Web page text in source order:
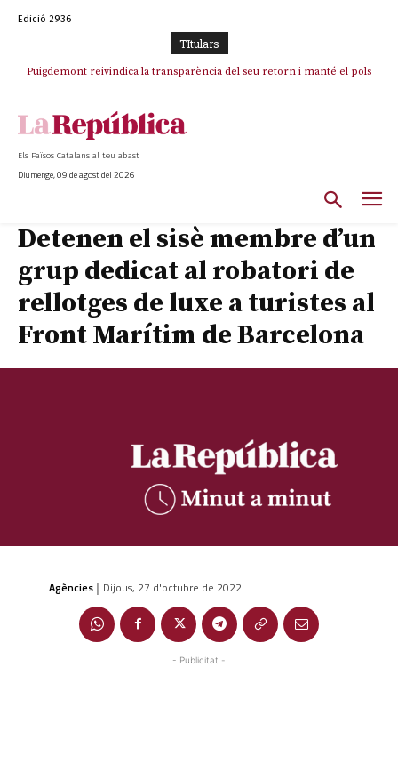
Edició 2936
TItulars
Puigdemont reivindica la transparència del seu retorn i manté el pols
Els Països Catalans al teu abast
Diumenge, 09 de agost del 2026
Detenen el sisè membre d’un
grup dedicat al robatori de
rellotges de luxe a turistes al
Front Marítim de Barcelona
Agències | Dijous, 27 d'octubre de 2022
- Publicitat -